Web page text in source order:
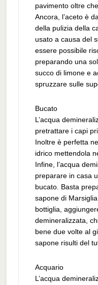
pavimento oltre
Ancora, l’aceto è
della pulizia della
usato a causa del
essere possibile
preparando una
succo di limone e
spruzzare sulle
Bucato
L’acqua
pretrattare i capi
Inoltre è perfetta
idrico mettendola
Infine, l’acqua
preparare in casa
bucato. Basta
sapone di
bottiglia,
demineralizzata,
bene due volte al
sapone risulti del
Acquario
L’acqua